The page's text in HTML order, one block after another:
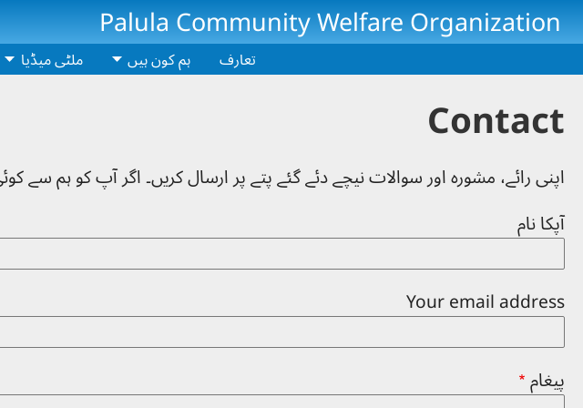
Skip to main content
Palula Community Welfare Organization
تعارف ہم کون ہیں ملٹی میڈیا
Contact
اپنی رائے، مشورہ اور سوالات نیچے دئے گئے پتے پر ارسال کریں۔ اگر آپ کو ہم سے
آپکا نام
Your email address
پیغام